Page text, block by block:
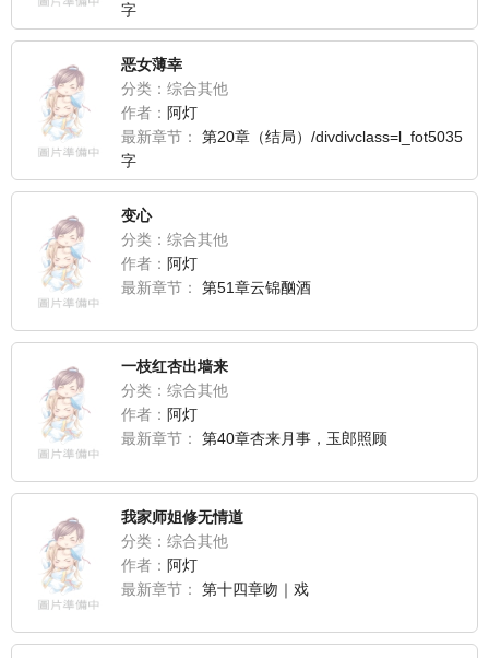
字
恶女薄幸
分类：综合其他
作者： 阿灯
最新章节：
第20章（结局）/divdivclass=l_fot5035
字
变心
分类：综合其他
作者： 阿灯
最新章节：
第51章云锦酗酒
一枝红杏出墙来
分类：综合其他
作者： 阿灯
最新章节：
第40章杏来月事，玉郎照顾
我家师姐修无情道
分类：综合其他
作者： 阿灯
最新章节：
第十四章吻｜戏